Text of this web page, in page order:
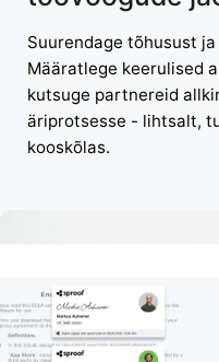
Suurendage tõhusust
Määratlege keerulised
kutsuge partnereid
äriprotsesse - lihtsalt,
kooskõlas.